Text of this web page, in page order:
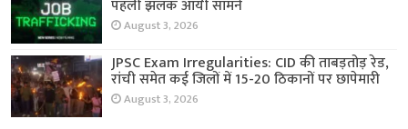
पहली झलक आयी सामने
August 3, 2026
JPSC Exam Irregularities: CID की ताबड़तोड़ रेड,
रांची समेत कई जिलों में 15-20 ठिकानों पर छापेमारी
August 3, 2026